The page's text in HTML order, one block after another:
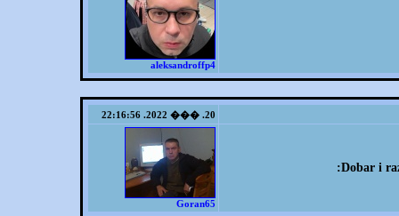
aleksandroffp4
20. ��� 2022. 22:16:56
Dobar i
Goran65